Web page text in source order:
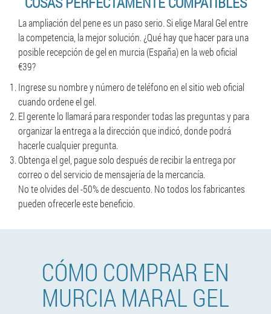
La ampliación del pene es un paso serio. Si elige Maral Gel entre
la competencia, la mejor solución. ¿Qué hay que hacer para una
posible recepción de gel en murcia (España) en la web oficial
€39?
Ingrese su nombre y número de teléfono en el sitio web oficial
cuando ordene el gel.
El gerente lo llamará para responder todas las preguntas y para
organizar la entrega a la dirección que indicó, donde podrá
hacerle cualquier pregunta.
Obtenga el gel, pague solo después de recibir la entrega por
correo o del servicio de mensajería de la mercancía.
No te olvides del -50% de descuento. No todos los fabricantes
pueden ofrecerle este beneficio.
CÓMO COMPRAR EN
MURCIA MARAL GEL